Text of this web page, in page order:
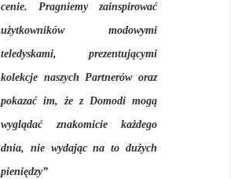
cenie. Pragniemy zainspirować
użytkowników modowymi
teledyskami, prezentującymi
kolekcje naszych Partnerów oraz
pokazać im, że z Domodi mogą
wyglądać znakomicie każdego
dnia, nie wydając na to dużych
pieniędzy”